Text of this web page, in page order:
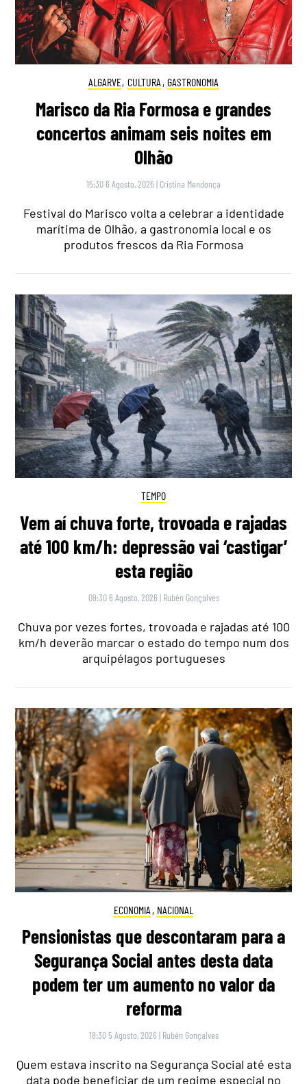
ALGARVE, CULTURA , GASTRONOMIA
Marisco da Ria Formosa e grandes
concertos animam seis noites em
Olhão
15:30 6 Agosto, 2026 | Cristina Mendonça
Festival do Marisco volta a celebrar a identidade
marítima de Olhão, a gastronomia local e os
produtos frescos da Ria Formosa
TEMPO
Vem aí chuva forte, trovoada e rajadas
até 100 km/h: depressão vai ‘castigar’
esta região
09:30 6 Agosto, 2026 | Rubén Gonçalves
Chuva por vezes fortes, trovoada e rajadas até 100
km/h deverão marcar o estado do tempo num dos
arquipélagos portugueses
ECONOMIA , NACIONAL
Pensionistas que descontaram para a
Segurança Social antes desta data
podem ter um aumento no valor da
reforma
18:30 5 Agosto, 2026 | Rubén Gonçalves
Quem estava inscrito na Segurança Social até esta
data pode beneficiar de um regime especial no